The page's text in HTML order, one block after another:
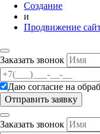
Создание
и
Продвижение
Заказать звонок
Даю согласие на
Заказать звонок